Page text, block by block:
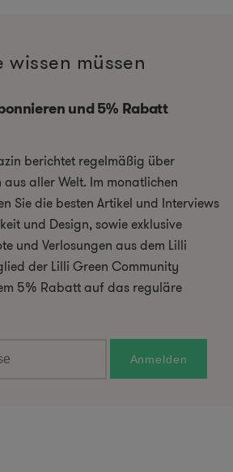
wissen müssen
und 5% Rabatt
berichtet regelmäßig über
aller Welt. Im monatlichen
Sie die besten Artikel und Interviews
und Design, sowie exklusive
und Verlosungen aus dem Lilli
der Lilli Green Community
5% Rabatt auf das reguläre